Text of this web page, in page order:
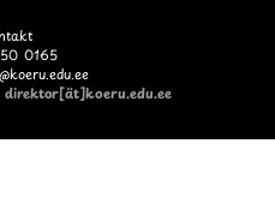
0165
direktor[ät]koeru.edu.ee